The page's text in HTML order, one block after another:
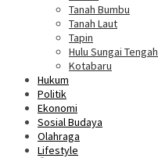
Tanah Bumbu
Tanah Laut
Tapin
Hulu Sungai Tengah
Kotabaru
Hukum
Politik
Ekonomi
Sosial Budaya
Olahraga
Lifestyle